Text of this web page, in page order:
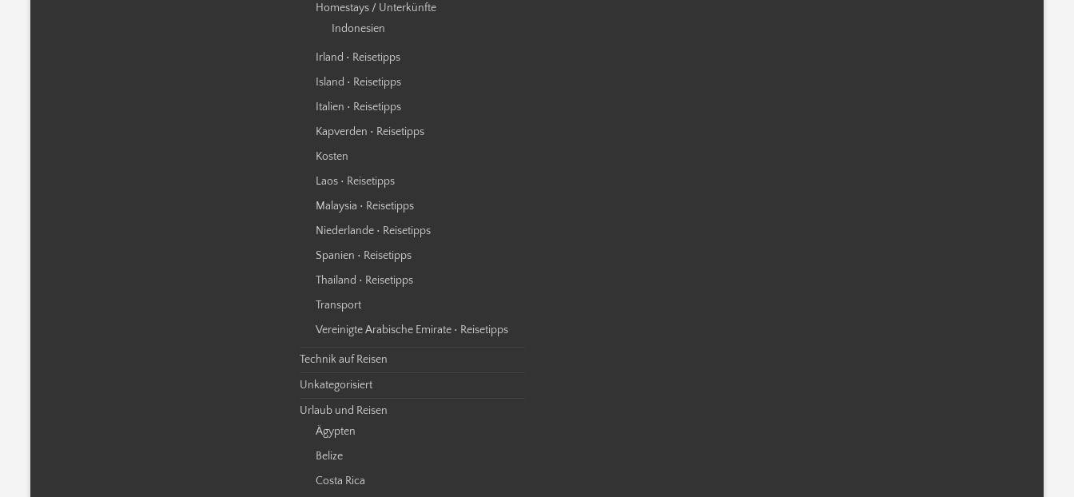
Homestays / Unterkünfte
Indonesien
Irland • Reisetipps
Island • Reisetipps
Italien • Reisetipps
Kapverden • Reisetipps
Kosten
Laos • Reisetipps
Malaysia • Reisetipps
Niederlande • Reisetipps
Spanien • Reisetipps
Thailand • Reisetipps
Transport
Vereinigte Arabische Emirate • Reisetipps
Technik auf Reisen
Unkategorisiert
Urlaub und Reisen
Ägypten
Belize
Costa Rica